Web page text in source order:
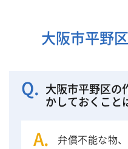
大阪市平野
大阪市平野区の
かしておくこと
弁償不能な物